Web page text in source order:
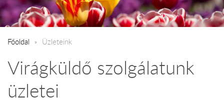
Főoldal Üzleteink
Virágküldő szolgálatunk
üzletei